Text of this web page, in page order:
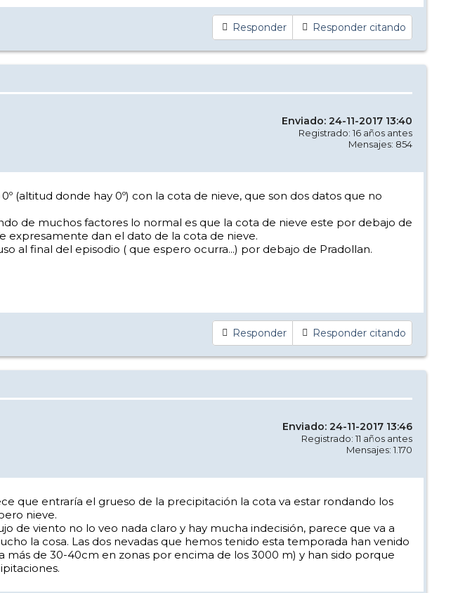
Responder Responder citando
Enviado: 24-11-2017 13:40
Registrado: 16 años antes
Mensajes: 854
(altitud donde hay 0º) con la cota de nieve, que son dos datos que no
de muchos factores lo normal es que la cota de nieve este por debajo de
expresamente dan el dato de la cota de nieve.
al final del episodio ( que espero ocurra...) por debajo de Pradollan.
Responder Responder citando
Enviado: 24-11-2017 13:46
Registrado: 11 años antes
Mensajes: 1.170
que entraría el grueso de la precipitación la cota va estar rondando los
nieve.
de viento no lo veo nada claro y hay mucha indecisión, parece que va a
la cosa. Las dos nevadas que hemos tenido esta temporada han venido
de 30-40cm en zonas por encima de los 3000 m) y han sido porque